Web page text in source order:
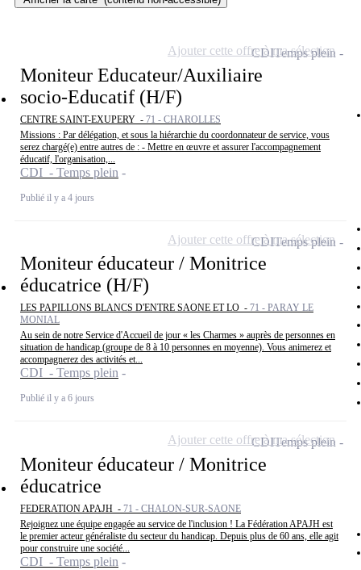
Moniteur Educateur/Auxiliaire
socio-Educatif (H/F)
CENTRE SAINT-EXUPERY - 71 - CHAROLLES
Missions : Par délégation, et sous la hiérarchie du coordonnateur de service, vous
serez chargé(e) entre autres de : - Mettre en œuvre et assurer l'accompagnement
éducatif, l'organisation,...
CDI - Temps plein
Publié il y a 4 jours
CDITemps plein
Ajouter cette offre à ma sélection
Moniteur éducateur / Monitrice
éducatrice (H/F)
LES PAPILLONS BLANCS D'ENTRE SAONE ET LO - 71 - PARAY LE
MONIAL
Au sein de notre Service d'Accueil de jour « les Charmes » auprès de personnes en
situation de handicap (groupe de 8 à 10 personnes en moyenne). Vous animerez et
accompagnerez des activités et...
CDI - Temps plein
Publié il y a 6 jours
CDITemps plein
Ajouter cette offre à ma sélection
Moniteur éducateur / Monitrice
éducatrice
FEDERATION APAJH - 71 - CHALON-SUR-SAONE
Rejoignez une équipe engagée au service de l'inclusion ! La Fédération APAJH est
le premier acteur généraliste du secteur du handicap. Depuis plus de 60 ans, elle agit
pour construire une société...
CDI - Temps plein
CDITemps plein
Ajouter cette offre à ma sélection